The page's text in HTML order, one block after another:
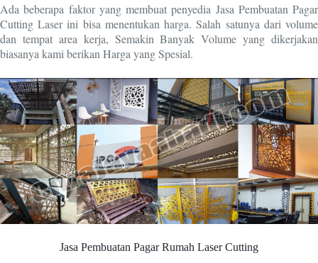
Ada beberapa faktor yang membuat penyedia Jasa Pembuatan Pagar
Cutting Laser ini bisa menentukan harga. Salah satunya dari volume
dan tempat area kerja, Semakin Banyak Volume yang dikerjakan
biasanya kami berikan Harga yang Spesial.
Jasa Pembuatan Pagar Rumah Laser Cutting